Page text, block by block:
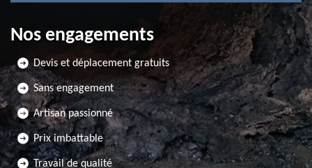
Nos engagements
Devis et déplacement gratuits
Sans engagement
Artisan passionné
Prix imbattable
Travail de qualité